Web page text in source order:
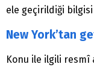
ele geçirildiği bilgisi
New York’tan
Konu ile ilgili resmî